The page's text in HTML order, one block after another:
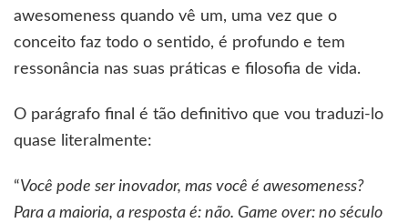
awesomeness quando vê um, uma vez que o
conceito faz todo o sentido, é profundo e tem
ressonância nas suas práticas e filosofia de vida.
O parágrafo final é tão definitivo que vou traduzi-lo
quase literalmente:
“Você pode ser inovador, mas você é awesomeness?
Para a maioria, a resposta é: não. Game over: no século